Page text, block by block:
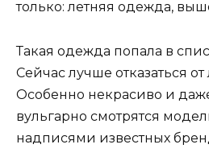
Такая одежда попала в
Сейчас лучше отказаться от
Особенно некрасиво и
вульгарно смотрятся
надписями известных